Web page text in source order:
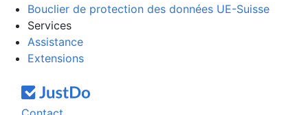
Bouclier de protection des données UE-Suisse
Services
Assistance
Extensions